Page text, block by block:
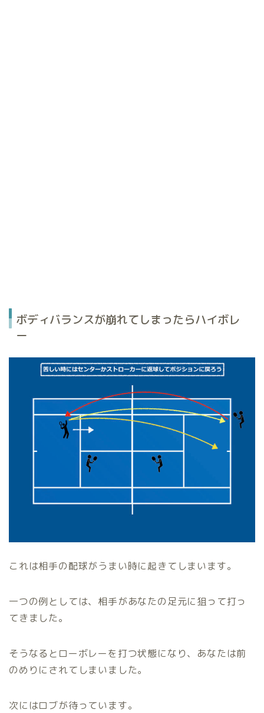
ボディバランスが崩れてしまったらハイボレ
ー
これは相手の配球がうまい時に起きてしまいます。
一つの例としては、相手があなたの足元に狙って打っ
てきました。
そうなるとローボレーを打つ状態になり、あなたは前
のめりにされてしまいました。
次にはロブが待っています。